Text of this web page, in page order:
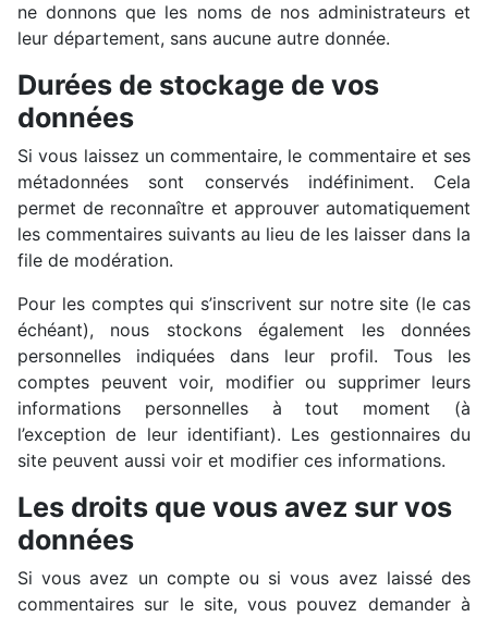
ne donnons que les noms de nos administrateurs et
leur département, sans aucune autre donnée.
Durées de stockage de vos
données
Si vous laissez un commentaire, le commentaire et ses
métadonnées sont conservés indéfiniment. Cela
permet de reconnaître et approuver automatiquement
les commentaires suivants au lieu de les laisser dans la
file de modération.
Pour les comptes qui s’inscrivent sur notre site (le cas
échéant), nous stockons également les données
personnelles indiquées dans leur profil. Tous les
comptes peuvent voir, modifier ou supprimer leurs
informations personnelles à tout moment (à
l’exception de leur identifiant). Les gestionnaires du
site peuvent aussi voir et modifier ces informations.
Les droits que vous avez sur vos
données
Si vous avez un compte ou si vous avez laissé des
commentaires sur le site, vous pouvez demander à